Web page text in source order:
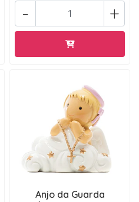
+
-
Anjo da Guarda